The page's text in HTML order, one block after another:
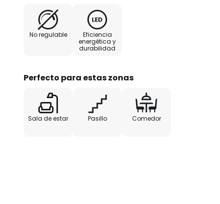
- 3.000 Kelvin
- 600 lúmenes
No regulable
Eficiencia
energética y
durabilidad
Perfecto para estas zonas
Sala de estar Pasillo Comedor